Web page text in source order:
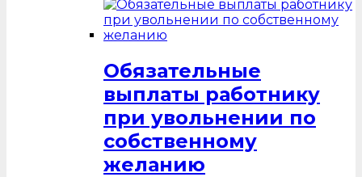
Обязательные
выплаты работнику
при увольнении по
собственному
желанию